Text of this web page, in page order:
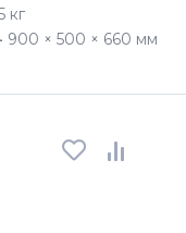
кг
900 × 500 × 660 мм